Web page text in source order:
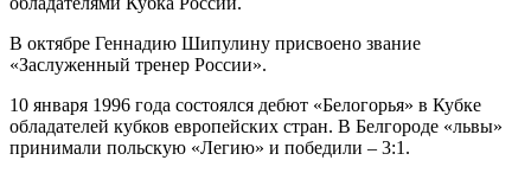
В октябре Геннадию Шипулину присвоено звание
«Заслуженный тренер России».
10 января 1996 года состоялся дебют «Белогорья» в Кубке
обладателей кубков европейских стран. В Белгороде «львы»
принимали польскую «Легию» и победили – 3:1.